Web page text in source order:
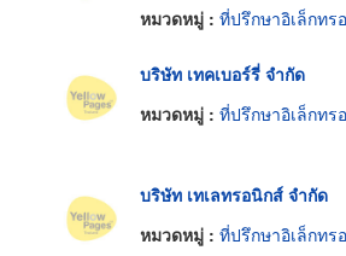
หมวดหมู่ : ที่ปรึกษาอิเล็กทร
บริษัท เทคเบอร์รี่ จำกัด
หมวดหมู่ : ที่ปรึกษาอิเล็กทร
บริษัท เทเลทรอนิกส์ จำกัด
หมวดหมู่ : ที่ปรึกษาอิเล็กทร